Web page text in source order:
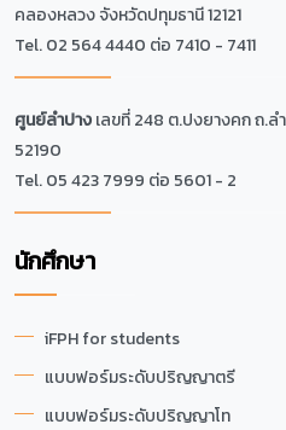
คลองหลวง จังหวัดปทุมธานี 12121
Tel. 02 564 4440 ต่อ 7410 - 7411
ศูนย์ลำปางเลขที่ 248 ต.ปงยางคก ถ.ล
52190
Tel. 05 423 7999 ต่อ 5601 - 2
นักศึกษา
iFPH for students
แบบฟอร์มระดับปริญญาตรี
แบบฟอร์มระดับปริญญาโท